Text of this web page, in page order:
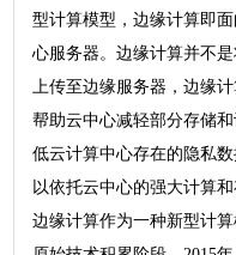
型计算模型，边缘计算即
心服务器。边缘计算并不
上传至边缘服务器，边缘
帮助云中心减轻部分存储
低云计算中心存在的隐私
以依托云中心的强大计算和
边缘计算作为一种新型计